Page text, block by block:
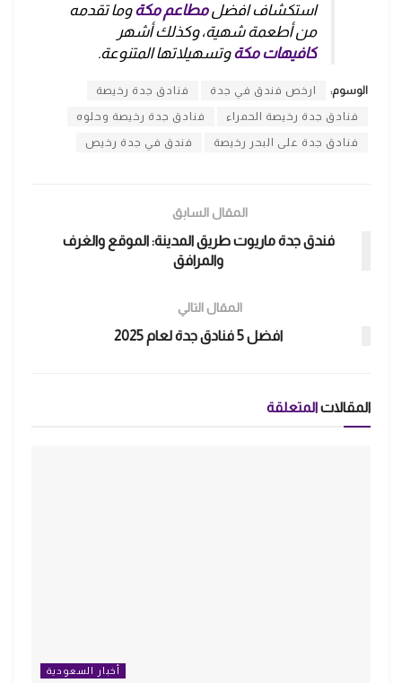
استكشاف افضلمطاعم مكةوما تقدمه
من أطعمة شهية، وكذلك أشهر
كافيهات مكةوتسهيلاتها المتنوعة.
الوسوم: ارخص فندق في جدة فنادق جدة رخيصة
فنادق جدة رخيصة الحمراء فنادق جدة رخيصة وحلوه
فنادق جدة على البحر رخيصة فندق في جدة رخيص
المقال السابق
فندق جدة ماريوت طريق المدينة: الموقع والغرف
والمرافق
المقال التالي
افضل 5 فنادق جدة لعام 2025
المقالاتالمتعلقة
أخبار السعودية